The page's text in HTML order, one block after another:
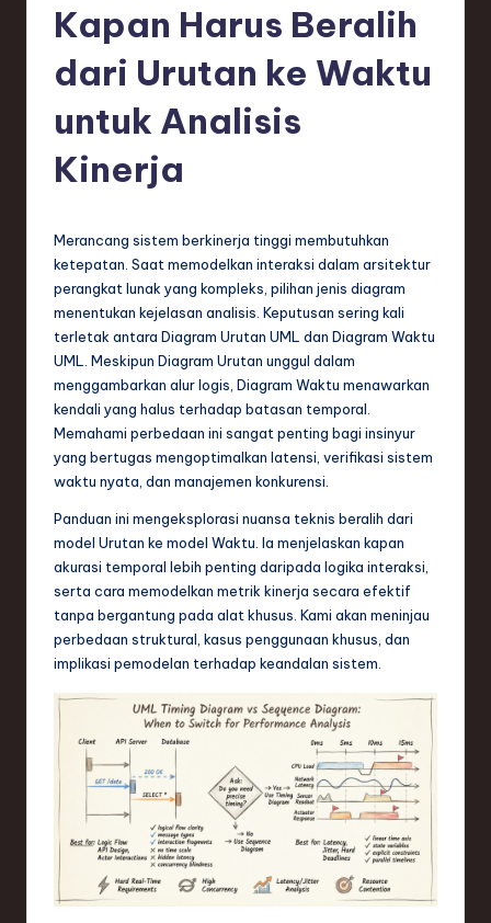
si
L
T
in
w
Kapan Harus Beralih
dari Urutan ke Waktu
untuk Analisis
Kinerja
Merancang sistem berkinerja tinggi membutuhkan
ketepatan. Saat memodelkan interaksi dalam arsitektur
perangkat lunak yang kompleks, pilihan jenis diagram
menentukan kejelasan analisis. Keputusan sering kali
terletak antara Diagram Urutan UML dan Diagram Waktu
UML. Meskipun Diagram Urutan unggul dalam
menggambarkan alur logis, Diagram Waktu menawarkan
kendali yang halus terhadap batasan temporal.
Memahami perbedaan ini sangat penting bagi insinyur
yang bertugas mengoptimalkan latensi, verifikasi sistem
waktu nyata, dan manajemen konkurensi.
Panduan ini mengeksplorasi nuansa teknis beralih dari
model Urutan ke model Waktu. Ia menjelaskan kapan
akurasi temporal lebih penting daripada logika interaksi,
serta cara memodelkan metrik kinerja secara efektif
tanpa bergantung pada alat khusus. Kami akan meninjau
perbedaan struktural, kasus penggunaan khusus, dan
implikasi pemodelan terhadap keandalan sistem.